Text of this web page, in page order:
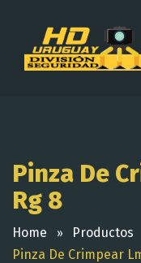
Pinza De
Rg 8
Home Productos
Pinza De Crimpear